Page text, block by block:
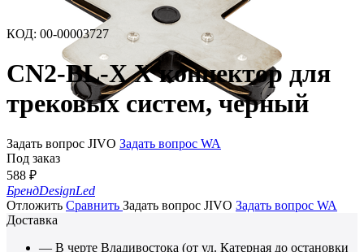
КОД: 00-00003727
CN2-BL-X X коннектор для
трековых систем, черный
Задать вопрос JIVO Задать вопрос WA
Под заказ
588 ₽
БрендDesignLed
Отложить Сравнить Задать вопрос JIVO Задать вопрос WA
Доставка
— В черте Владивостока (от ул. Катерная до остановки